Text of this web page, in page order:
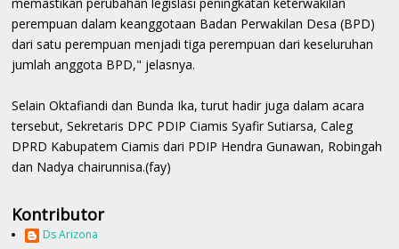
memastikan perubahan legislasi peningkatan keterwakilan
perempuan dalam keanggotaan Badan Perwakilan Desa (BPD)
dari satu perempuan menjadi tiga perempuan dari keseluruhan
jumlah anggota BPD," jelasnya.
Selain Oktafiandi dan Bunda Ika, turut hadir juga dalam acara
tersebut, Sekretaris DPC PDIP Ciamis Syafir Sutiarsa, Caleg
DPRD Kabupatem Ciamis dari PDIP Hendra Gunawan, Robingah
dan Nadya chairunnisa.(fay)
Kontributor
Ds Arizona